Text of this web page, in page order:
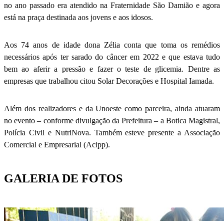
no ano passado era atendido na Fraternidade São Damião e agora
está na praça destinada aos jovens e aos idosos.
Aos 74 anos de idade dona Zélia conta que toma os remédios
necessários após ter sarado do câncer em 2022 e que estava tudo
bem ao aferir a pressão e fazer o teste de glicemia. Dentre as
empresas que trabalhou citou Solar Decorações e Hospital Iamada.
Além dos realizadores e da Unoeste como parceira, ainda atuaram
no evento – conforme divulgação da Prefeitura – a Botica Magistral,
Polícia Civil e NutriNova. Também esteve presente a Associação
Comercial e Empresarial (Acipp).
GALERIA DE FOTOS